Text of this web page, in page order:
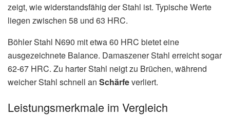
zeigt, wie widerstandsfähig der Stahl ist. Typische Werte
liegen zwischen 58 und 63 HRC.
Böhler Stahl N690 mit etwa 60 HRC bietet eine
ausgezeichnete Balance. Damaszener Stahl erreicht sogar
62-67 HRC. Zu harter Stahl neigt zu Brüchen, während
weicher Stahl schnell an Schärfeverliert.
Leistungsmerkmale im Vergleich